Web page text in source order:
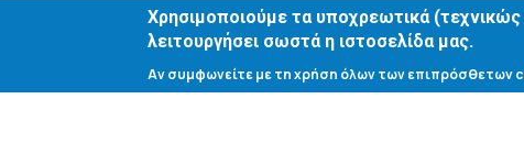
Χρησιμοποιούμε τα υποχρεωτικά
λειτουργήσει σωστά η ιστοσελίδα μας.
Αν συμφωνείτε με τη χρήση όλων των επιπρόσθετων